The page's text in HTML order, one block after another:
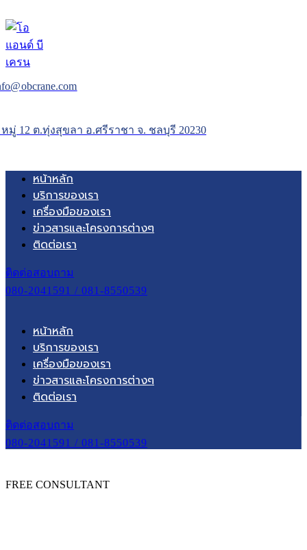
หมู่ 12 ต.ทุ่งสุขลา อ.ศรีราชา จ. ชลบุรี 20230
หน้าหลัก
บริการของเรา
เครื่องมือของเรา
ข่าวสารและโครงการต่างๆ
ติดต่อเรา
ติดต่อสอบถาม
080-2041591 / 081-8550539
หน้าหลัก
บริการของเรา
เครื่องมือของเรา
ข่าวสารและโครงการต่างๆ
ติดต่อเรา
ติดต่อสอบถาม
080-2041591 / 081-8550539
FREE CONSULTANT